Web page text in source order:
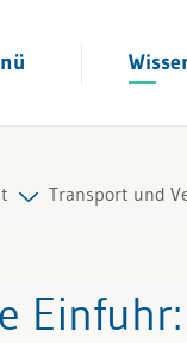
und Werkvertrag
Transport und
Zoll
Einfuhr